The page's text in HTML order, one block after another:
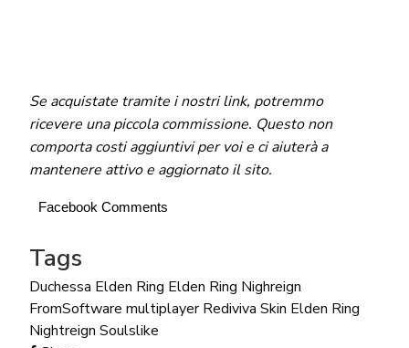
Se acquistate tramite i nostri link, potremmo
ricevere una piccola commissione. Questo non
comporta costi aggiuntivi per voi e ci aiuterà a
mantenere attivo e aggiornato il sito.
Facebook Comments
Tags
Duchessa Elden Ring Elden Ring Nighreign
FromSoftware multiplayer Rediviva Skin Elden Ring
Nightreign Soulslike